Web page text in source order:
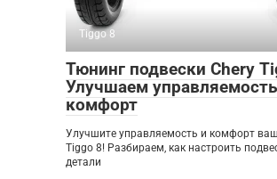
Tiggo 8
Тюнинг подвески Chery
Улучшаем
комфорт
Улучшите управляемость и комфорт
Tiggo 8! Разбираем, как настроить
детали